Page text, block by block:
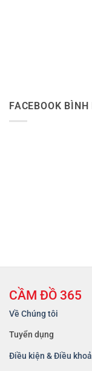
FACEBOOK BÌNH
CẦM ĐỒ 365
Về Chúng tôi
Tuyển dụng
Điều kiện & Điều